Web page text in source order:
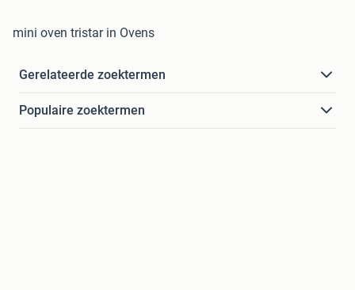
mini oven tristar in Ovens
Gerelateerde zoektermen
Populaire zoektermen